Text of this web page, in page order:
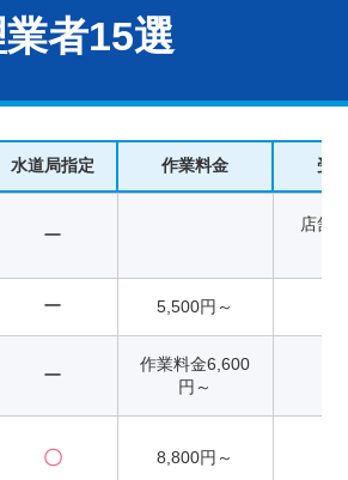
者15選
水道局指定 作業料金 受
ー
店舗
ー 5,500円～
ー
作業料金6,600
円～
〇 8,800円～